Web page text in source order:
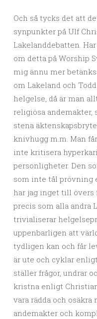
Och så tycks det att
synpunkter på Ulf
Lakelanddebatten.
om detta på Worship
mig ännu mer
om Lakeland och
helgelse, då är man
religiösa andemakter,
stena
knivhugg m.m. Man
inte kritisera
personligheter. Den
som inte tål prövning
har jag inget till övers
precis som alla andra
trivialiserar
uppenbarligen att
tydligen kan och får
är ute och cyklar
ställer frågor, undrar
kristna enligt
vara rädda och osäkra
andemakter och